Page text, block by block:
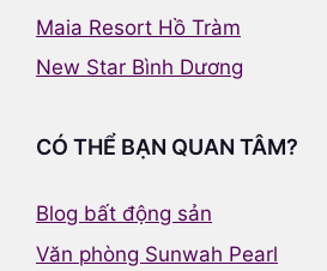
Maia Resort Hồ Tràm
New Star Bình Dương
CÓ THỂ BẠN QUAN TÂM?
Blog bất động sản
Văn phòng Sunwah Pearl